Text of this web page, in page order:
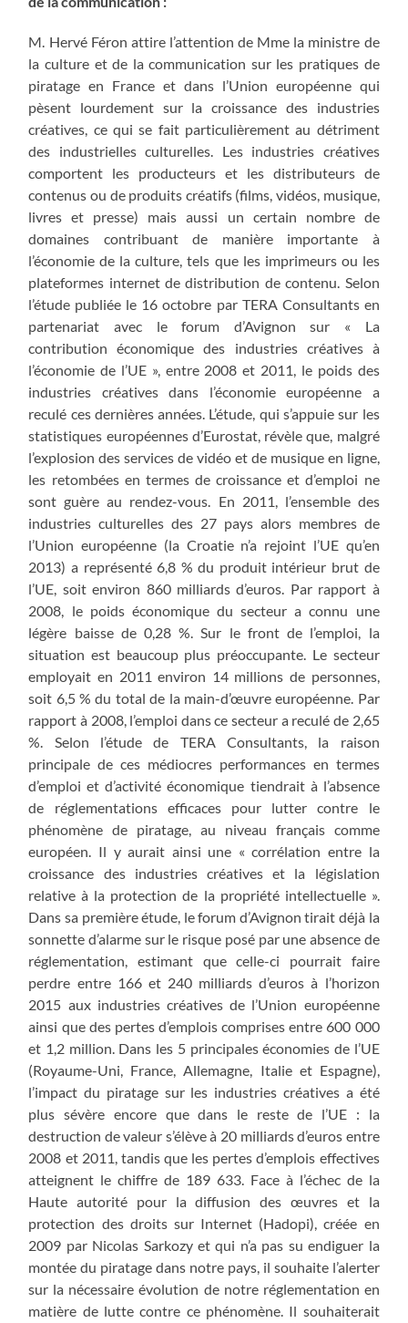
M. Hervé Féron attire l’attention de Mme la ministre de
la culture et de la communication sur les pratiques de
piratage en France et dans l’Union européenne qui
pèsent lourdement sur la croissance des industries
créatives, ce qui se fait particulièrement au détriment
des industrielles culturelles. Les industries créatives
comportent les producteurs et les distributeurs de
contenus ou de produits créatifs (films, vidéos, musique,
livres et presse) mais aussi un certain nombre de
domaines contribuant de manière importante à
l’économie de la culture, tels que les imprimeurs ou les
plateformes internet de distribution de contenu. Selon
l’étude publiée le 16 octobre par TERA Consultants en
partenariat avec le forum d’Avignon sur « La
contribution économique des industries créatives à
l’économie de l’UE », entre 2008 et 2011, le poids des
industries créatives dans l’économie européenne a
reculé ces dernières années. L’étude, qui s’appuie sur les
statistiques européennes d’Eurostat, révèle que, malgré
l’explosion des services de vidéo et de musique en ligne,
les retombées en termes de croissance et d’emploi ne
sont guère au rendez-vous. En 2011, l’ensemble des
industries culturelles des 27 pays alors membres de
l’Union européenne (la Croatie n’a rejoint l’UE qu’en
2013) a représenté 6,8 % du produit intérieur brut de
l’UE, soit environ 860 milliards d’euros. Par rapport à
2008, le poids économique du secteur a connu une
légère baisse de 0,28 %. Sur le front de l’emploi, la
situation est beaucoup plus préoccupante. Le secteur
employait en 2011 environ 14 millions de personnes,
soit 6,5 % du total de la main-d’œuvre européenne. Par
rapport à 2008, l’emploi dans ce secteur a reculé de 2,65
%. Selon l’étude de TERA Consultants, la raison
principale de ces médiocres performances en termes
d’emploi et d’activité économique tiendrait à l’absence
de réglementations efficaces pour lutter contre le
phénomène de piratage, au niveau français comme
européen. Il y aurait ainsi une « corrélation entre la
croissance des industries créatives et la législation
relative à la protection de la propriété intellectuelle ».
Dans sa première étude, le forum d’Avignon tirait déjà la
sonnette d’alarme sur le risque posé par une absence de
réglementation, estimant que celle-ci pourrait faire
perdre entre 166 et 240 milliards d’euros à l’horizon
2015 aux industries créatives de l’Union européenne
ainsi que des pertes d’emplois comprises entre 600 000
et 1,2 million. Dans les 5 principales économies de l’UE
(Royaume-Uni, France, Allemagne, Italie et Espagne),
l’impact du piratage sur les industries créatives a été
plus sévère encore que dans le reste de l’UE : la
destruction de valeur s’élève à 20 milliards d’euros entre
2008 et 2011, tandis que les pertes d’emplois effectives
atteignent le chiffre de 189 633. Face à l’échec de la
Haute autorité pour la diffusion des œuvres et la
protection des droits sur Internet (Hadopi), créée en
2009 par Nicolas Sarkozy et qui n’a pas su endiguer la
montée du piratage dans notre pays, il souhaite l’alerter
sur la nécessaire évolution de notre réglementation en
matière de lutte contre ce phénomène. Il souhaiterait